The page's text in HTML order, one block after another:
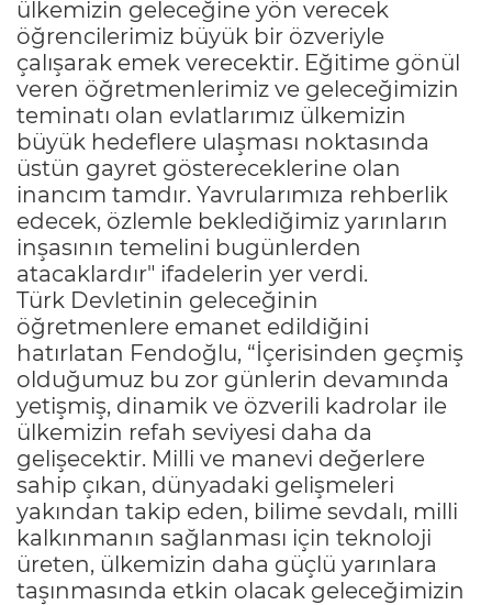
ülkemizin geleceğine yön verecek
öğrencilerimiz büyük bir özveriyle
çalışarak emek verecektir. Eğitime gönül
veren öğretmenlerimiz ve geleceğimizin
teminatı olan evlatlarımız ülkemizin
büyük hedeflere ulaşması noktasında
üstün gayret göstereceklerine olan
inancım tamdır. Yavrularımıza rehberlik
edecek, özlemle beklediğimiz yarınların
inşasının temelini bugünlerden
atacaklardır" ifadelerin yer verdi.
Türk Devletinin geleceğinin
öğretmenlere emanet edildiğini
hatırlatan Fendoğlu, “İçerisinden geçmiş
olduğumuz bu zor günlerin devamında
yetişmiş, dinamik ve özverili kadrolar ile
ülkemizin refah seviyesi daha da
gelişecektir. Milli ve manevi değerlere
sahip çıkan, dünyadaki gelişmeleri
yakından takip eden, bilime sevdalı, milli
kalkınmanın sağlanması için teknoloji
üreten, ülkemizin daha güçlü yarınlara
taşınmasında etkin olacak geleceğimizin